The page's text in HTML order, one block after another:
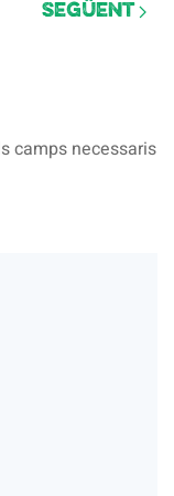
Següent
camps necessaris